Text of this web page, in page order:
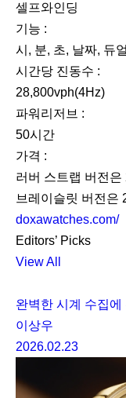
셀프와인딩
기능 :
시, 분, 초, 날짜, 듀
시간당 진동수 :
28,800vph(4Hz)
파워리저브 :
50시간
가격 :
러버 스트랩 버전
브레이슬릿 버전은
doxawatches.com/
Editors’ Picks
View All
완벽한 시계 수집에
이상우
2026.02.23